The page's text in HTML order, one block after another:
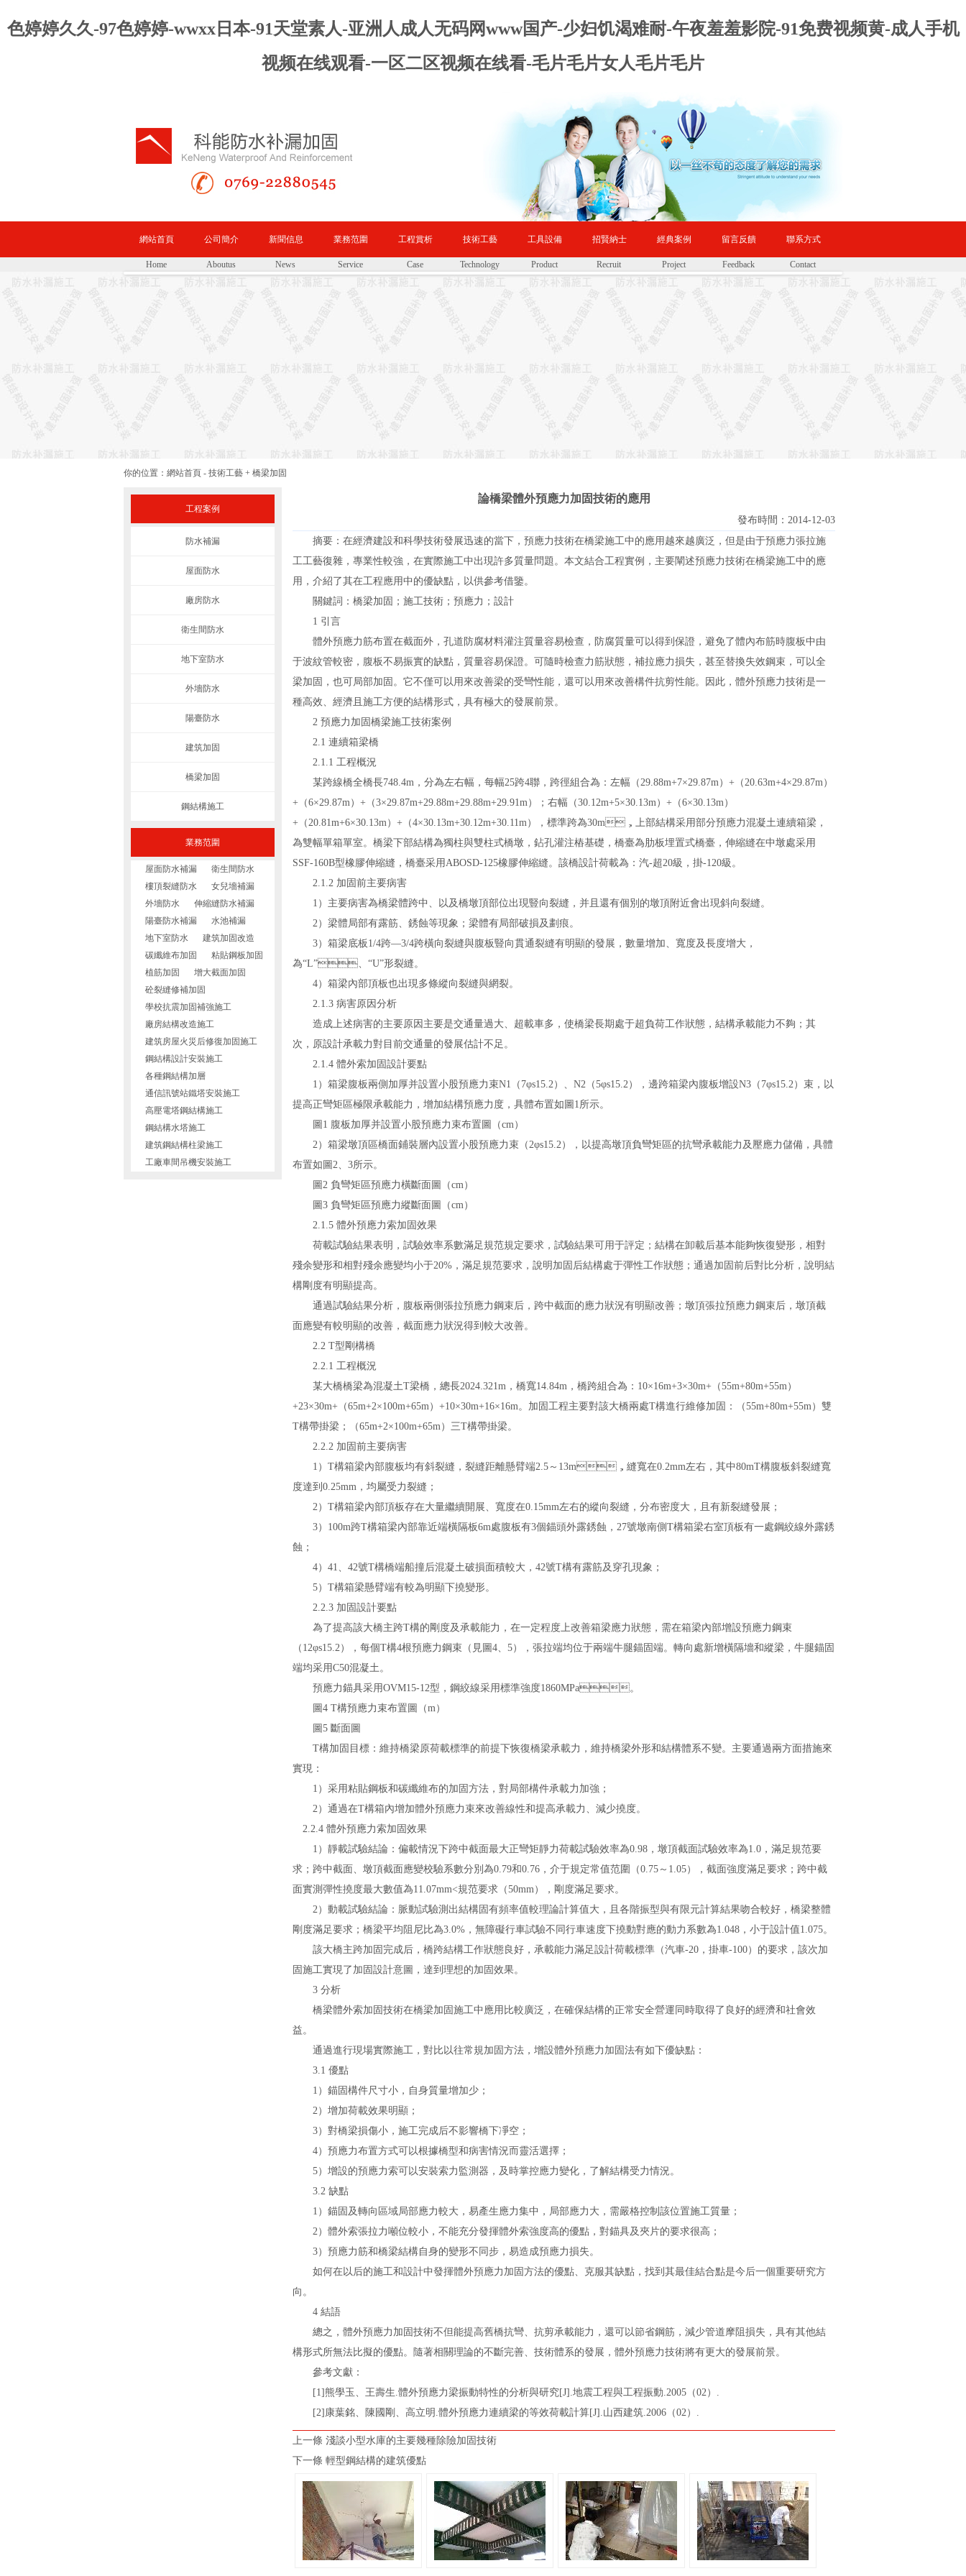
色婷婷久久-97色婷婷-wwxx日本-91天堂素人-亚洲人成人无码网www国产-少妇饥渴难耐-午夜羞羞影院-91免费视频黄-成人手机
视频在线观看-一区二区视频在线看-毛片毛片女人毛片毛片
網站首頁 公司簡介 新聞信息 業務范圍 工程賞析 技術工藝 工具設備 招賢納士 經典案例 留言反饋 聯系方式
Home Aboutus News Service Case Technology Product Recruit Project Feedback Contact
你的位置： 網站首頁 - 技術工藝 + 橋梁加固
工程案例
防水補漏
屋面防水
廠房防水
衛生間防水
地下室防水
外墻防水
陽臺防水
建筑加固
橋梁加固
鋼結構施工
業務范圍
屋面防水補漏
衛生間防水
樓頂裂縫防水
女兒墻補漏
外墻防水
伸縮縫防水補漏
陽臺防水補漏
水池補漏
地下室防水
建筑加固改造
碳纖維布加固
粘貼鋼板加固
植筋加固
增大截面加固
砼裂縫修補加固
學校抗震加固補強施工
廠房結構改造施工
建筑房屋火災后修復加固施工
鋼結構設計安裝施工
各種鋼結構加層
通信訊號站鐵塔安裝施工
高壓電塔鋼結構施工
鋼結構水塔施工
建筑鋼結構柱梁施工
工廠車間吊機安裝施工
論橋梁體外預應力加固技術的應用
發布時間：2014-12-03
摘要：在經濟建設和科學技術發展迅速的當下，預應力技術在橋梁施工中的應用越來越廣泛，但是由于預應力張拉施
工工藝復雜，專業性較強，在實際施工中出現許多質量問題。本文結合工程實例，主要闡述預應力技術在橋梁施工中的應
用，介紹了其在工程應用中的優缺點，以供參考借鑒。
關鍵詞：橋梁加固 ； 施工技術 ；預應力；設計
1 引言
體外預應力筋布置在截面外，孔道防腐材料灌注質量容易檢查，防腐質量可以得到保證，避免了體內布筋時腹板中由
于波紋管較密，腹板不易振實的缺點，質量容易保證。可隨時檢查力筋狀態，補拉應力損失，甚至替換失效鋼束，可以全
梁加固 ，也可局部加固。它不僅可以用來改善梁的受彎性能，還可以用來改善構件抗剪性能。因此，體外預應力技術是一
種高效、經濟且施工方便的結構形式，具有極大的發展前景。
2 預應力加固橋梁施工技術案例
2.1 連續箱梁橋
2.1.1 工程概況
某跨線橋全橋長748.4m，分為左右幅，每幅25跨4聯，跨徑組合為：左幅（29.88m+7×29.87m）+（20.63m+4×29.87m）
+（6×29.87m）+（3×29.87m+29.88m+29.88m+29.91m）；右幅（30.12m+5×30.13m）+（6×30.13m）
+（20.81m+6×30.13m）+（4×30.13m+30.12m+30.11m），標準跨為30m，上部結構采用部分預應力混凝土連續箱梁，
為雙幅單箱單室。橋梁下部結構為獨柱與雙柱式橋墩，鉆孔灌注樁基礎，橋臺為肋板埋置式橋臺，伸縮縫在中墩處采用
SSF-160B型橡膠伸縮縫，橋臺采用ABOSD-125橡膠伸縮縫。該橋設計荷載為：汽-超20級，掛-120級。
2.1.2 加固前主要病害
1）主要病害為橋梁體跨中、以及橋墩頂部位出現豎向裂縫，并且還有個別的墩頂附近會出現斜向裂縫。
2）梁體局部有露筋、銹蝕等現象；梁體有局部破損及劃痕。
3）箱梁底板1/4跨—3/4跨橫向裂縫與腹板豎向貫通裂縫有明顯的發展，數量增加、寬度及長度增大，
為“L”、“U”形裂縫。
4）箱梁內部頂板也出現多條縱向裂縫與網裂。
2.1.3 病害原因分析
造成上述病害的主要原因主要是交通量過大、超載車多，使橋梁長期處于超負荷工作狀態，結構承載能力不夠；其
次，原設計承載力對目前交通量的發展估計不足。
2.1.4 體外索加固設計要點
1）箱梁腹板兩側加厚并設置小股預應力束N1（7φs15.2）、N2（5φs15.2），邊跨箱梁內腹板增設N3（7φs15.2）束，以
提高正彎矩區極限承載能力，增加結構預應力度，具體布置如圖1所示。
圖1 腹板加厚并設置小股預應力束布置圖（cm）
2）箱梁墩頂區橋面鋪裝層內設置小股預應力束（2φs15.2），以提高墩頂負彎矩區的抗彎承載能力及壓應力儲備，具體
布置如圖2、3所示。
圖2 負彎矩區預應力橫斷面圖（cm）
圖3 負彎矩區預應力縱斷面圖（cm）
2.1.5 體外預應力索加固效果
荷載試驗結果表明，試驗效率系數滿足規范規定要求，試驗結果可用于評定；結構在卸載后基本能夠恢復變形，相對
殘余變形和相對殘余應變均小于20%，滿足規范要求，說明加固后結構處于彈性工作狀態；通過加固前后對比分析，說明結
構剛度有明顯提高。
通過試驗結果分析，腹板兩側張拉預應力鋼束后，跨中截面的應力狀況有明顯改善；墩頂張拉預應力鋼束后，墩頂截
面應變有較明顯的改善，截面應力狀況得到較大改善。
2.2 T型剛構橋
2.2.1 工程概況
某大橋橋梁為混凝土T梁橋，總長2024.321m，橋寬14.84m，橋跨組合為：10×16m+3×30m+（55m+80m+55m）
+23×30m+（65m+2×100m+65m）+10×30m+16×16m。 加固工程主要對該大橋兩處T構進行維修加固：（55m+80m+55m）雙
T構帶掛梁；（65m+2×100m+65m）三T構帶掛梁。
2.2.2 加固前主要病害
1）T構箱梁內部腹板均有斜裂縫，裂縫距離懸臂端2.5～13m，縫寬在0.2mm左右，其中80mT構腹板斜裂縫寬
度達到0.25mm，均屬受力裂縫；
2）T構箱梁內部頂板存在大量繼續開展、寬度在0.15mm左右的縱向裂縫，分布密度大，且有新裂縫發展；
3）100m跨T構箱梁內部靠近端橫隔板6m處腹板有3個錨頭外露銹蝕，27號墩南側T構箱梁右室頂板有一處鋼絞線外露銹
蝕；
4）41、42號T構橋端船撞后混凝土破損面積較大，42號T構有露筋及穿孔現象；
5）T構箱梁懸臂端有較為明顯下撓變形。
2.2.3 加固設計要點
為了提高該大橋主跨T構的剛度及承載能力，在一定程度上改善箱梁應力狀態，需在箱梁內部增設預應力鋼束
（12φs15.2），每個T構4根預應力鋼束（見圖4、5），張拉端均位于兩端牛腿錨固端。轉向處新增橫隔墻和縱梁，牛腿錨固
端均采用C50混凝土。
預應力錨具采用OVM15-12型，鋼絞線采用標準強度1860MPa。
圖4 T構預應力束布置圖（m）
圖5 斷面圖
T構加固目標：維持橋梁原荷載標準的前提下恢復橋梁承載力，維持橋梁外形和結構體系不變。主要通過兩方面措施來
實現：
1）采用粘貼鋼板和碳纖維布的加固方法 ，對局部構件承載力加強；
2）通過在T構箱內增加體外預應力束來改善線性和提高承載力、減少撓度。
2.2.4 體外預應力索加固效果
1）靜載試驗結論：偏載情況下跨中截面最大正彎矩靜力荷載試驗效率為0.98，墩頂截面試驗效率為1.0，滿足規范要
求；跨中截面、墩頂截面應變校驗系數分別為0.79和0.76，介于規定常值范圍（0.75～1.05），截面強度滿足要求；跨中截
面實測彈性撓度最大數值為11.07mm<規范要求（50mm），剛度滿足要求。
2）動載試驗結論：脈動試驗測出結構固有頻率值較理論計算值大，且各階振型與有限元計算結果吻合較好，橋梁整體
剛度滿足要求；橋梁平均阻尼比為3.0%，無障礙行車試驗不同行車速度下撓動對應的動力系數為1.048，小于設計值1.075。
該大橋主跨加固完成后，橋跨結構工作狀態良好，承載能力滿足設計荷載標準（汽車-20，掛車-100）的要求，該次加
固施工實現了加固設計意圖，達到理想的加固效果。
3 分析
橋梁體外索加固技術在橋梁加固 施工中應用比較廣泛，在確保結構的正常安全營運同時取得了良好的經濟和社會效
益。
通過進行現場實際施工，對比以往常規加固方法 ，增設體外預應力加固法有如下優缺點：
3.1 優點
1）錨固構件尺寸小，自身質量增加少；
2）增加荷載效果明顯；
3）對橋梁損傷小，施工完成后不影響橋下凈空；
4）預應力布置方式可以根據橋型和病害情況而靈活選擇；
5）增設的預應力索可以安裝索力監測器，及時掌控應力變化，了解結構受力情況。
3.2 缺點
1）錨固及轉向區域局部應力較大，易產生應力集中，局部應力大，需嚴格控制該位置施工質量；
2）體外索張拉力噸位較小，不能充分發揮體外索強度高的優點，對錨具及夾片的要求很高；
3）預應力筋和橋梁結構自身的變形不同步，易造成預應力損失。
如何在以后的施工和設計中發揮體外預應力 加固方法的優點、克服其缺點，找到其最佳結合點是今后一個重要研究方
向。
4 結語
總之，體外預應力 加固技術不但能提高舊橋抗彎、抗剪承載能力，還可以節省鋼筋，減少管道摩阻損失，具有其他結
構形式所無法比擬的優點。隨著相關理論的不斷完善、技術體系的發展，體外預應力技術將有更大的發展前景。
參考文獻：
[1]熊學玉、王壽生.體外預應力梁振動特性的分析與研究[J].地震工程與工程振動.2005（02）.
[2]康葉銘、陳國剛、高立明.體外預應力連續梁的等效荷載計算[J].山西建筑.2006（02）.
上一條 淺談小型水庫的主要幾種除險加固技術
下一條 輕型鋼結構的建筑優點